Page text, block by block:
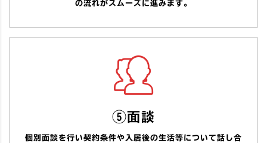
の流れがスムーズに進みます。
⑤面談
個別面談を行い契約条件や入居後の生活等について話し合